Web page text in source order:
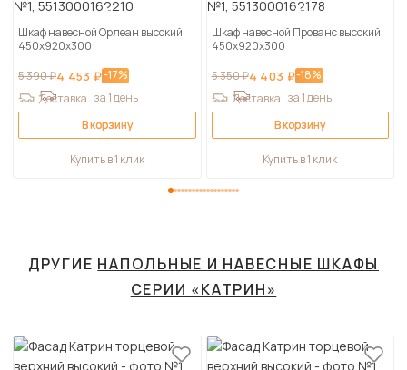
Шкаф навесной Орлеан высокий
450х920х300
5 390 ₽4 453 ₽-17%
Доставка за 1 день
В корзину
Купить в 1 клик
Шкаф навесной Прованс высокий
450х920х300
5 350 ₽4 403 ₽-18%
Доставка за 1 день
В корзину
Купить в 1 клик
ДРУГИЕ НАПОЛЬНЫЕ И НАВЕСНЫЕ ШКАФЫ
СЕРИИ «КАТРИН»